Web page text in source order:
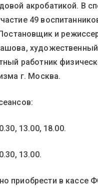
акробатикой. В
49
и
работник
г. Москва.
13.00, 18.00.
13.00.
приобрести в кассе